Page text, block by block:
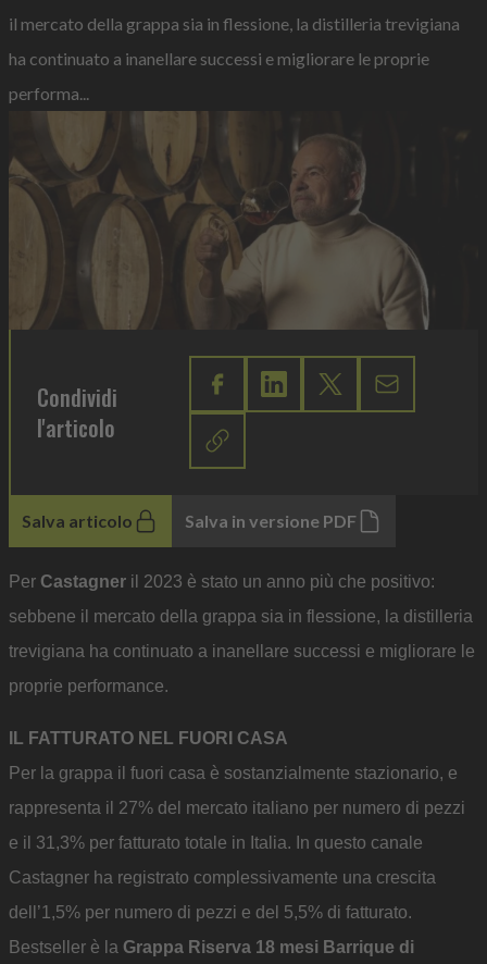
il mercato della grappa sia in flessione, la distilleria trevigiana
ha continuato a inanellare successi e migliorare le proprie
performa...
Condividi
l'articolo
Salva articolo Salva in versione PDF
Per Castagner il 2023 è stato un anno più che positivo:
sebbene il mercato della grappa sia in flessione, la distilleria
trevigiana ha continuato a inanellare successi e migliorare le
proprie performance.
IL FATTURATO NEL FUORI CASA
Per la grappa il fuori casa è sostanzialmente stazionario, e
rappresenta il 27% del mercato italiano per numero di pezzi
e il 31,3% per fatturato totale in Italia. In questo canale
Castagner ha registrato complessivamente una crescita
dell’1,5% per numero di pezzi e del 5,5% di fatturato.
Bestseller è la Grappa Riserva 18 mesi Barrique di